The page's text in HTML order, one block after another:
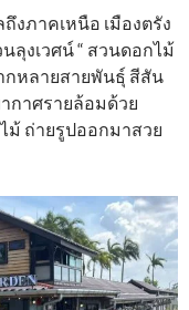
งภาคเหนือ เมืองตรัง
ลุงเวศน์ “ สวนดอกไม้
หลายสายพันธุ์ สีสัน
กาศรายล้อมด้วย
ม้ ถ่ายรูปออกมาสวย